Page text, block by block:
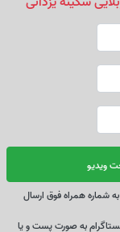
ویدیو
همراه فوق ارسال
همه شبکه های اجتماعی از جمله اینستاگرام به صورت پست و یا